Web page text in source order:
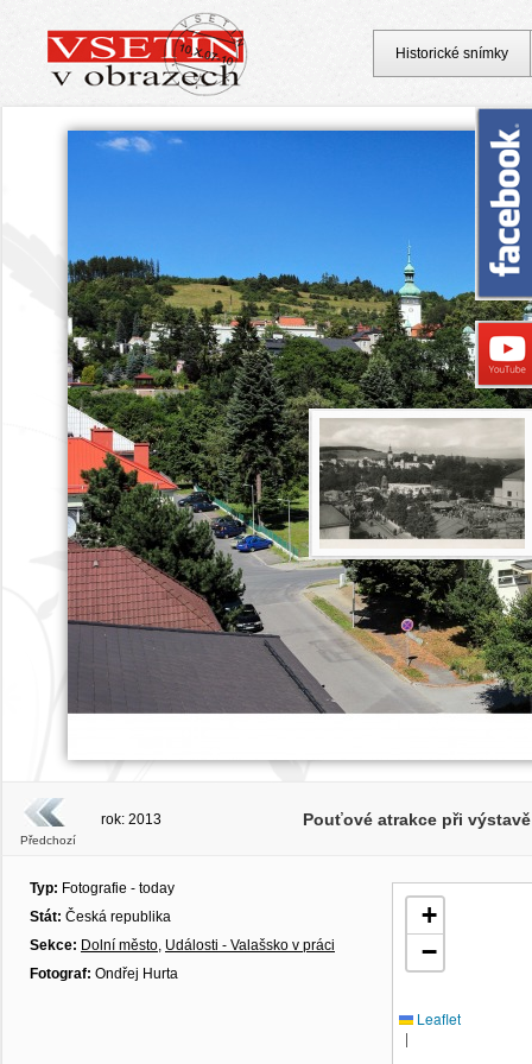
Předchozí
rok: 2013 Pouťové atrakce při
Typ: Fotografie - today
Stát: Česká republika
Sekce: Dolní město, Události - Valašsko v práci
Fotograf: Ondřej Hurta
+
−
Leaflet
|
Historické snímky